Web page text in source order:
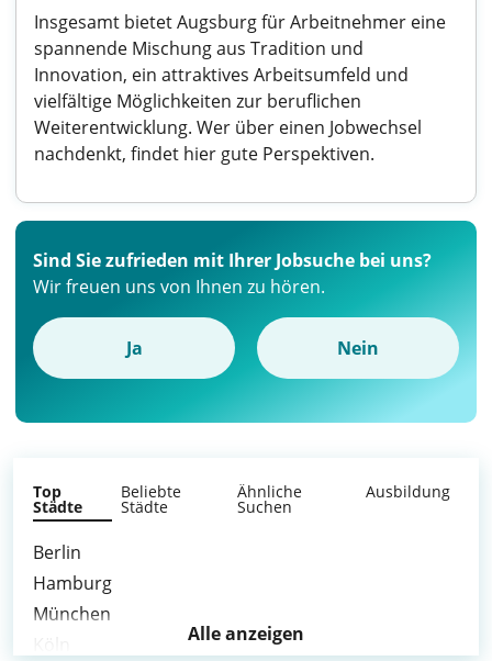
Insgesamt bietet Augsburg für Arbeitnehmer eine
spannende Mischung aus Tradition und
Innovation, ein attraktives Arbeitsumfeld und
vielfältige Möglichkeiten zur beruflichen
Weiterentwicklung. Wer über einen Jobwechsel
nachdenkt, findet hier gute Perspektiven.
Sind Sie zufrieden mit Ihrer Jobsuche bei uns?
Wir freuen uns von Ihnen zu hören.
Ja Nein
Top
Städte
Beliebte
Städte
Ähnliche
Suchen
Ausbildung
Berlin
Hamburg
München
Alle anzeigen